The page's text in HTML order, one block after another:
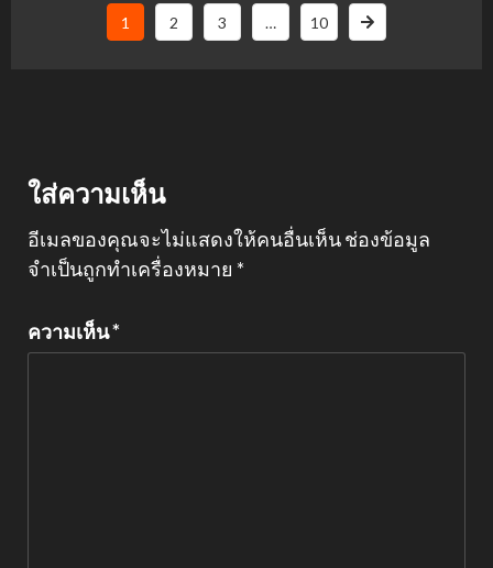
1 2 3 … 10
ใส่ความเห็น
อีเมลของคุณจะไม่แสดงให้คนอื่นเห็นช่องข้อมูล
จำเป็นถูกทำเครื่องหมาย *
ความเห็น*